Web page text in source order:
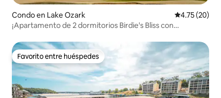
Condo en Lake Ozark Calificación
4.75 (20)
¡Apartamento de 2 dormitorios Birdie's Bliss con
Favorito entre huéspedes
Favorito entre huéspedes